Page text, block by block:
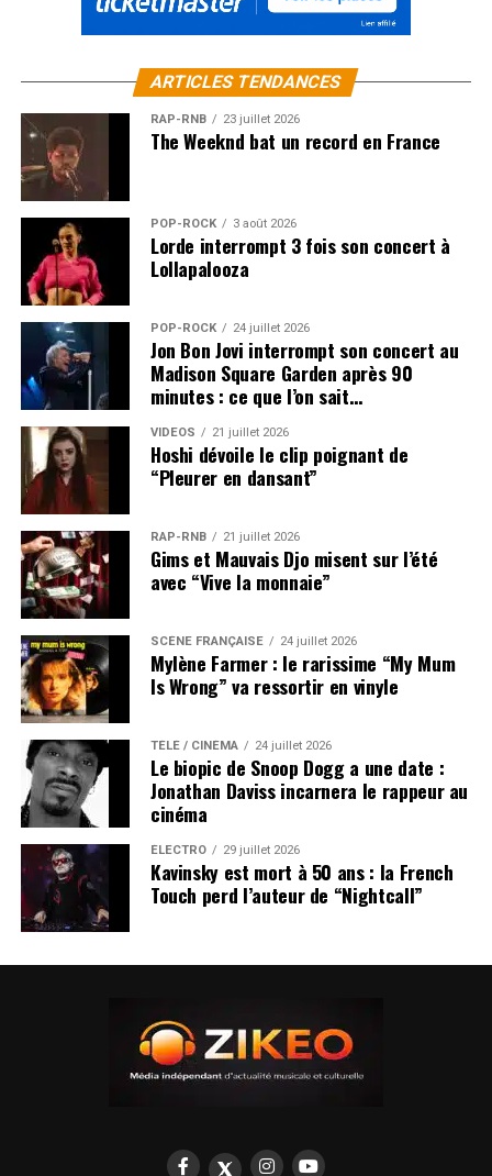
ARTICLES TENDANCES
RAP-RNB 23 juillet 2026
The Weeknd bat un record en France
POP-ROCK 3 août 2026
Lorde interrompt 3 fois son concert à
Lollapalooza
POP-ROCK 24 juillet 2026
Jon Bon Jovi interrompt son concert au
Madison Square Garden après 90
minutes : ce que l’on sait…
VIDEOS 21 juillet 2026
Hoshi dévoile le clip poignant de
“Pleurer en dansant”
RAP-RNB 21 juillet 2026
Gims et Mauvais Djo misent sur l’été
avec “Vive la monnaie”
SCÈNE FRANÇAISE 24 juillet 2026
Mylène Farmer : le rarissime “My Mum
Is Wrong” va ressortir en vinyle
TÉLÉ / CINÉMA 24 juillet 2026
Le biopic de Snoop Dogg a une date :
Jonathan Daviss incarnera le rappeur au
cinéma
ÉLECTRO 29 juillet 2026
Kavinsky est mort à 50 ans : la French
Touch perd l’auteur de “Nightcall”